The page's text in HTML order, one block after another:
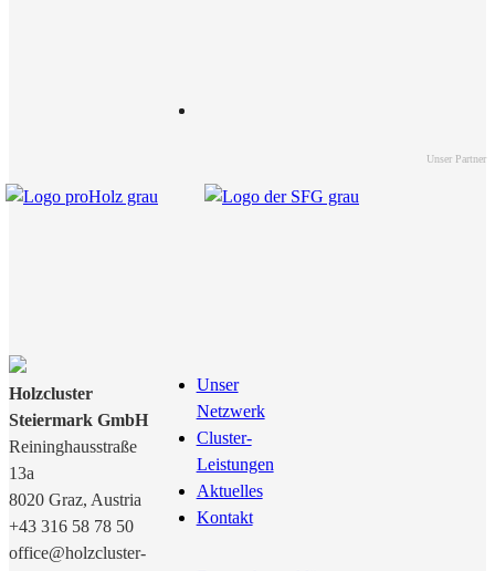
Unser Partner
Holzcluster
Steiermark GmbH
Reininghausstraße
13a
8020 Graz, Austria
+43 316 58 78 50
office@holzcluster-
Unser
Netzwerk
Cluster-
Leistungen
Aktuelles
Kontakt